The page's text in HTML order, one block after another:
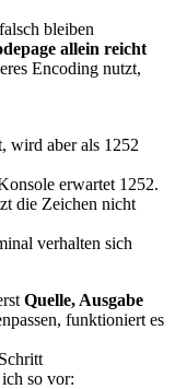
bleiben
allein reicht
Encoding nutzt,
wird aber als 1252
erwartet 1252.
die Zeichen nicht
verhalten sich
Quelle, Ausgabe
funktioniert es
so vor: